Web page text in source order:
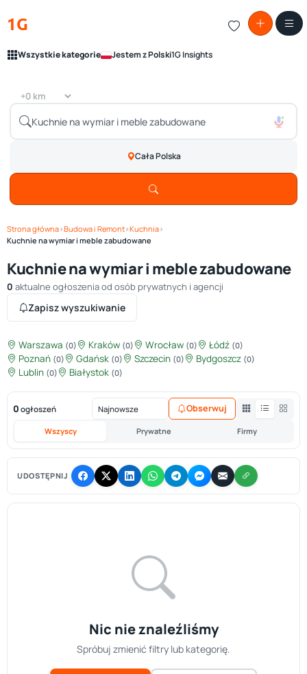
1G
Wszystkie kategorie Jestem z Polski1G Insights
Cała Polska
Strona główna›Budowa i Remont›Kuchnia›
Kuchnie na wymiar i meble zabudowane
Kuchnie na wymiar i meble zabudowane
0 aktualne ogłoszenia od osób prywatnych i agencji
Zapisz wyszukiwanie
Warszawa (0) Kraków (0) Wrocław (0) Łódź (0)
Poznań (0) Gdańsk (0) Szczecin (0) Bydgoszcz (0)
Lublin (0) Białystok (0)
0 ogłoszeń
Wszyscy Prywatne Firmy
Obserwuj
UDOSTĘPNIJ
Nic nie znaleźliśmy
Spróbuj zmienić filtry lub kategorię.